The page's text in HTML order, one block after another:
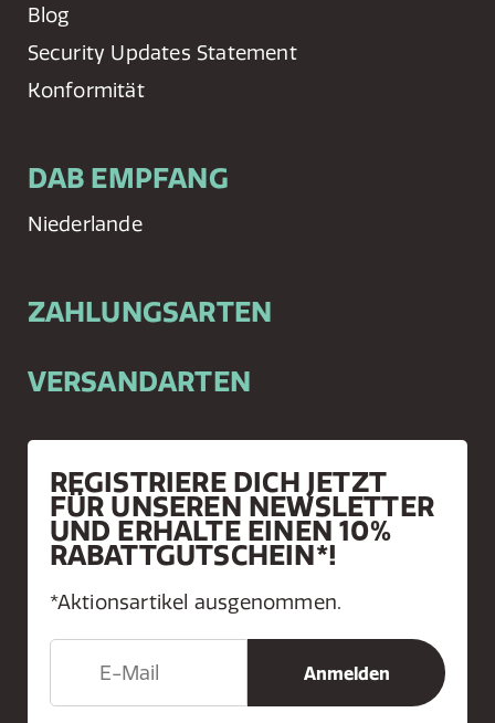
Blog
Security Updates Statement
Konformität
DAB EMPFANG
Niederlande
ZAHLUNGSARTEN
VERSANDARTEN
REGISTRIERE DICH JETZT
FÜR UNSEREN NEWSLETTER
UND ERHALTE EINEN 10%
RABATTGUTSCHEIN*!
*Aktionsartikel ausgenommen.